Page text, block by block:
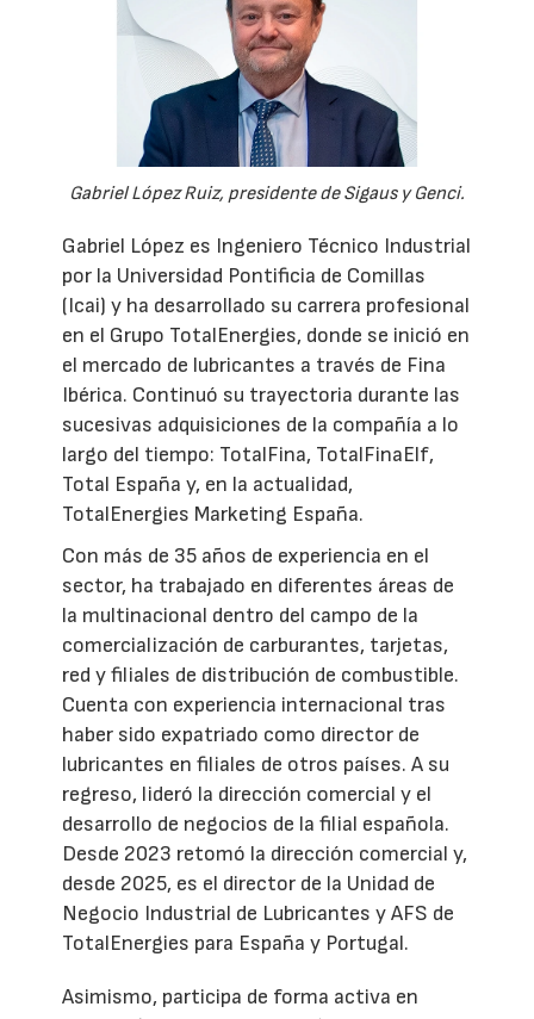
Gabriel López Ruiz, presidente de Sigaus y Genci.
Gabriel López es Ingeniero Técnico Industrial
por la Universidad Pontificia de Comillas
(Icai) y ha desarrollado su carrera profesional
en el Grupo TotalEnergies, donde se inició en
el mercado de lubricantes a través de Fina
Ibérica. Continuó su trayectoria durante las
sucesivas adquisiciones de la compañía a lo
largo del tiempo: TotalFina, TotalFinaElf,
Total España y, en la actualidad,
TotalEnergies Marketing España.
Con más de 35 años de experiencia en el
sector, ha trabajado en diferentes áreas de
la multinacional dentro del campo de la
comercialización de carburantes, tarjetas,
red y filiales de distribución de combustible.
Cuenta con experiencia internacional tras
haber sido expatriado como director de
lubricantes en filiales de otros países. A su
regreso, lideró la dirección comercial y el
desarrollo de negocios de la filial española.
Desde 2023 retomó la dirección comercial y,
desde 2025, es el director de la Unidad de
Negocio Industrial de Lubricantes y AFS de
TotalEnergies para España y Portugal.
Asimismo, participa de forma activa en